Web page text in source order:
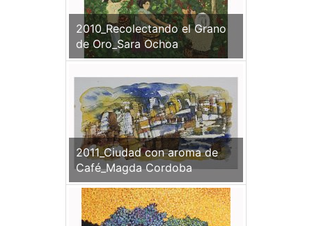
2010_Recolectando el Grano
de Oro_Sara Ochoa
2011_Ciudad con aroma de
Café_Magda Cordoba